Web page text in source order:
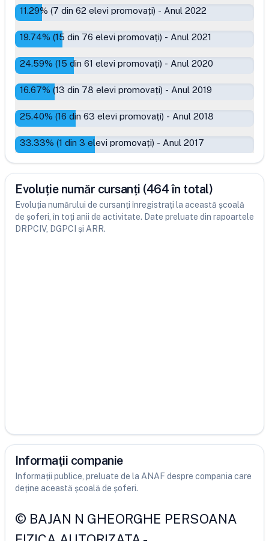
11.29% (7 din 62 elevi promovați) - Anul 2022
19.74% (15 din 76 elevi promovați) - Anul 2021
24.59% (15 din 61 elevi promovați) - Anul 2020
16.67% (13 din 78 elevi promovați) - Anul 2019
25.40% (16 din 63 elevi promovați) - Anul 2018
33.33% (1 din 3 elevi promovați) - Anul 2017
Evoluție număr cursanți (464 în total)
Evoluția numărului de cursanți înregistrați la această școală
de șoferi, în toți anii de activitate. Date preluate din rapoartele
DRPCIV, DGPCI și ARR.
Informații companie
Informații publice, preluate de la ANAF despre compania care
deține această școală de șoferi.
© BAJAN N GHEORGHE PERSOANA